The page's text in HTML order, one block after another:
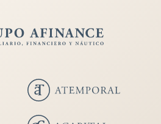
Acceptar totes